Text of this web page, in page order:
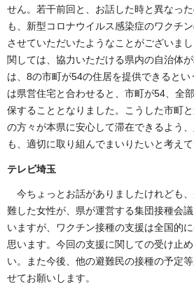
せん。若干前回と、お話した時と異なっ
も、新型コロナウイルス感染症のワクチ
させていただいたようなことがございま
関しては、協力いただける県内の自治体
は、8の市町が54の住居を提供できると
は県営住宅と合わせると、市町が54、全
保することとなりました。こうした市町
の方々が本県に安心して滞在できるよう
も、適切に取り組んでまいりたいと考えて
テレビ埼玉
今ちょっとお話がありましたけれども
難した女性が、県が運営する集団接種会
いますが、ワクチン接種の支援は全国的
思います。今回の支援に関しての受け止
い。また今後、他の避難民の接種の予定
せてお願いします。